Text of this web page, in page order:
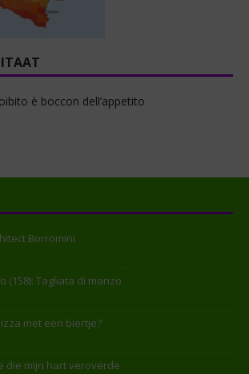
è boccon dell’appetito
Borromini
(158): Tagliata di manzo
met een biertje?
die mijn hart veroverde